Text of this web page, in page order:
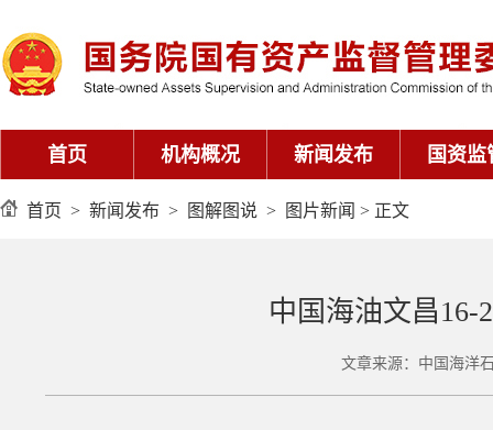
首页 机构概况 新闻发布 国资监
首页 > 新闻发布 > 图解图说 > 图片新闻 > 正文
中国海油文昌16-
文章来源：中国海